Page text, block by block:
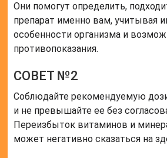
Они помогут определить,
препарат именно вам, учитывая
особенности организма и
противопоказания.
СОВЕТ №2
Соблюдайте рекомендуемую
и не превышайте ее без
Переизбыток витаминов и
может негативно сказаться на